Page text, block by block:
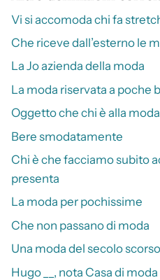
Vi si accomoda chi fa
Che riceve dall’esterno le
La Jo azienda della moda
La moda riservata a poche
Oggetto che chi è alla
Bere smodatamente
Chi è che facciamo subito
presenta
La moda per pochissime
Che non passano di moda
Una moda del secolo scorso
Hugo __, nota Casa di moda